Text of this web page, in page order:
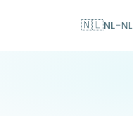
🇳🇱NL-NL